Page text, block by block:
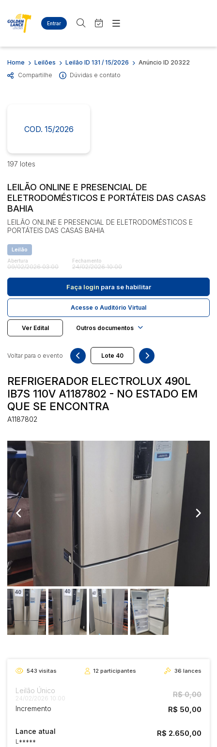
Entrar
Criar conta Entrar
Site
Agenda
Quem Somos
Diversos
Eletros/eletrônicos
Eletrodomésticos
Busca por palavra-chave
Bairro
Judiciais Extrajudiciais
Faixa de valor
Quem Somos
Home Leilões Leilão ID 131 / 15/2026
Anúncio ID 20322
Compartilhe
Dúvidas e contato
COD. 15/2026
197 lotes
LEILÃO ONLINE E PRESENCIAL DE
ELETRODOMÉSTICOS E PORTÁTEIS DAS CASAS
BAHIA
LEILÃO ONLINE E PRESENCIAL DE ELETRODOMÉSTICOS E
PORTÁTEIS DAS CASAS BAHIA
Leilão
Abertura
09/02/2026 03:00
Fechamento
24/02/2026 10:00
Faça login para se habilitar
Acesse o Auditório Virtual
Ver Edital Outros documentos
REFRIGERADOR ELECTROLUX 490L
IB7S 110V A1187802 - NO ESTADO EM
QUE SE ENCONTRA
A1187802
Voltar para o evento
543 visitas 12participantes 36 lances
Leilão Único
24/02/2026 10:00 R$ 0,00
Incremento R$ 50,00
Lance atual
L*****
R$ 2.650,00